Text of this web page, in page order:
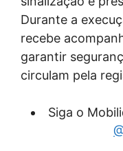
Durante a
recebe
garantir
circulam pela
Siga o